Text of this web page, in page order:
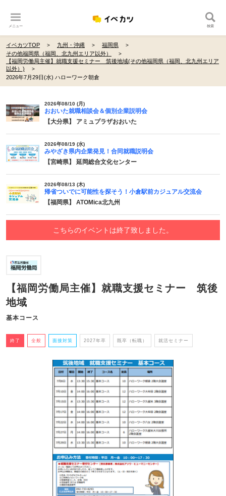
メニュー 検索
イベカツTOP 九州・沖縄
福岡県
その他福岡県（福岡、北九州エリア以外）
【福岡労働局主催】就職支援セミナー 筑後地域(その他福岡県（福岡、北九州エリア
以外）)
2026年7月29日(水) ハローワーク朝倉
2026年08/10 (月)
おおいた就職相談会＆個別企業説明会
【大分県】 アミュプラザおおいた
2026年08/19 (水)
みやざき県内企業発見！合同就職説明会
【宮崎県】 延岡総合文化センター
2026年08/13 (木)
帰省ついでに可能性を探そう！小倉駅前カジュアル交流会
【福岡県】 ATOMica北九州
こちらのイベントは終了致しました。
【福岡労働局主催】就職支援セミナー 筑後
地域
基本コース
終了 全般 面接対策 2027年卒 既卒（転職） 就活セミナー